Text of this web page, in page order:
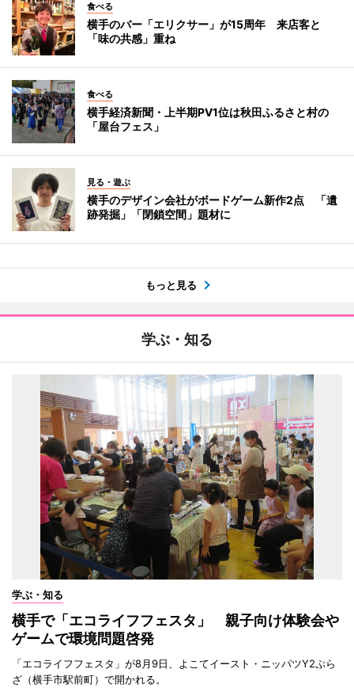
食べる
横手のバー「エリクサー」が15周年 来店客と
「味の共感」重ね
食べる
横手経済新聞・上半期PV1位は秋田ふるさと村の
「屋台フェス」
見る・遊ぶ
横手のデザイン会社がボードゲーム新作2点 「遺
跡発掘」「閉鎖空間」題材に
もっと見る
学ぶ・知る
学ぶ・知る
横手で「エコライフフェスタ」 親子向け体験会や
ゲームで環境問題啓発
「エコライフフェスタ」が8月9日、よこてイースト・ニッパツY2ぷら
ざ（横手市駅前町）で開かれる。